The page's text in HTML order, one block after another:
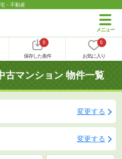
・不動産
0
保存した条件
0
お気に入り
古マンション 物件一覧
変更する
変更する